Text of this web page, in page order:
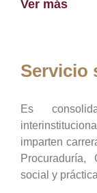
Ver más
Servicio
Es
imparten
social y